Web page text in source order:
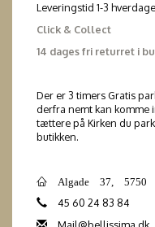
Leveringstid 1-3 hverdage
Click & Collect
14 dages fri returret i
Der er 3 timers Gratis
derfra nemt kan komme
tættere på Kirken du
butikken.
Algade 37, 5750
45 60 24 83 84